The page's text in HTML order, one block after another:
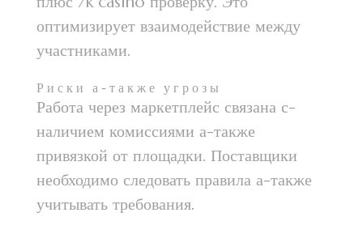
оптимизирует взаимодействие между
участниками.
Риски а-также угрозы
Работа через маркетплейс связана с-
наличием комиссиями а-также
привязкой от площадки. Поставщики
необходимо следовать правила а-также
учитывать требования.